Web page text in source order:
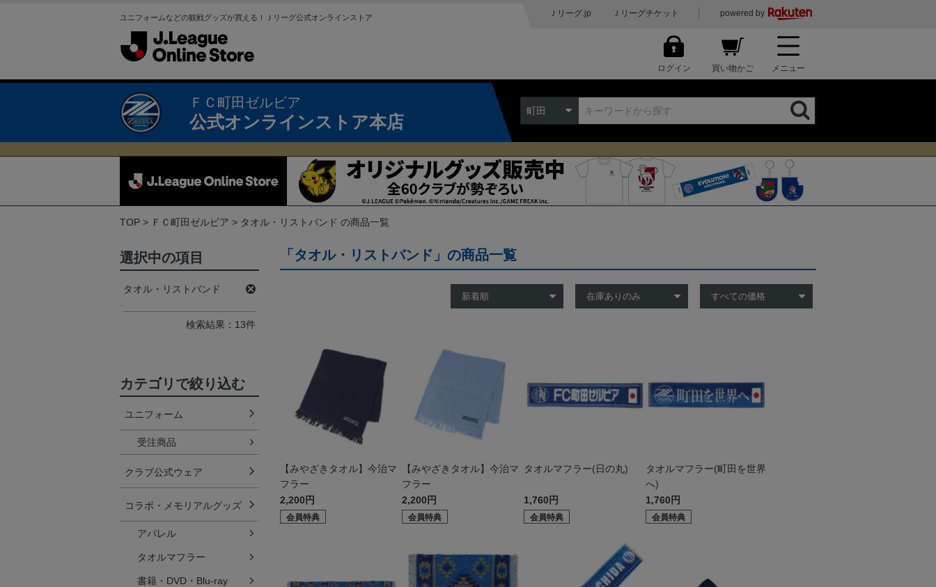
ユニフォームなどの観戦グッズが買える！Ｊリーグ公式オンラインストア Ｊリーグ.jp Ｊリーグチケット powered by
ログイン 買い物かご メニュー
ＦＣ町田ゼルビア
公式オンラインストア本店
町田
TOP ＦＣ町田ゼルビア タオル・リストバンド の商品一覧
「タオル・リストバンド」の商品一覧
【みやざきタオル】今治マ
フラー
2,200円
会員特典
【みやざきタオル】今治マ
フラー
2,200円
会員特典
タオルマフラー(日の丸)
1,760円
会員特典
タオルマフラー(町田を世界
へ)
1,760円
会員特典
選択中の項目
タオル・リストバンド
検索結果：13件
カテゴリで絞り込む
ユニフォーム
受注商品
クラブ公式ウェア
コラボ・メモリアルグッズ
アパレル
タオルマフラー
書籍・DVD・Blu-ray